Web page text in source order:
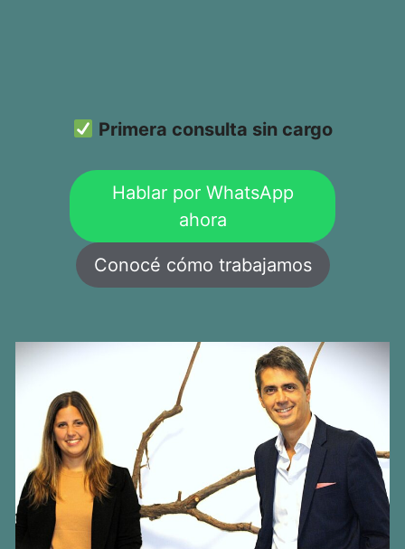
Primera consulta sin cargo
Hablar por WhatsApp
ahora
Conocé cómo trabajamos